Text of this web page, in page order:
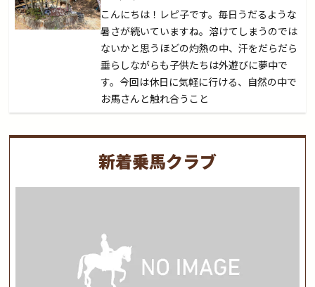
こんにちは！レピ子です。毎日うだるような
暑さが続いていますね。溶けてしまうのでは
ないかと思うほどの灼熱の中、汗をだらだら
垂らしながらも子供たちは外遊びに夢中で
す。今回は休日に気軽に行ける、自然の中で
お馬さんと触れ合うこと
新着乗馬クラブ